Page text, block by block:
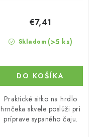
Skladom (>5 ks)
€7,41
DO KOŠÍKA
Praktické sitko na hrdlo
hrnčeka skvele poslúži pri
príprave sypaného čaju.